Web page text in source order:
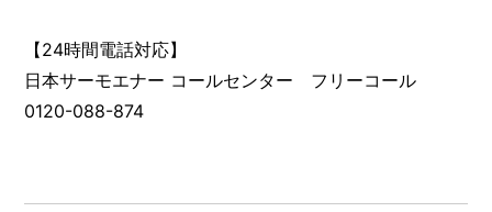
【24時間電話対応】
日本サーモエナー コールセンター フリーコール
0120-088-874